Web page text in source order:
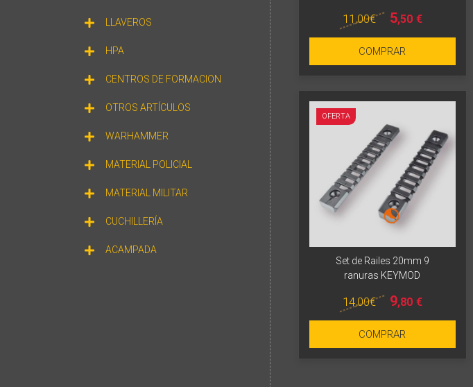
LLAVEROS
HPA
CENTROS DE FORMACION
OTROS ARTÍCULOS
WARHAMMER
MATERIAL POLICIAL
MATERIAL MILITAR
CUCHILLERÍA
ACAMPADA
11 ,00€ 5,50 €
COMPRAR
OFERTA
Set de Railes 20mm 9
ranuras KEYMOD
14,00€ 9,80 €
COMPRAR